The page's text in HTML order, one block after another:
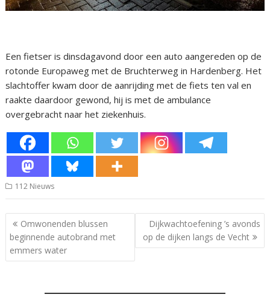
Een fietser is dinsdagavond door een auto aangereden op de
rotonde Europaweg met de Bruchterweg in Hardenberg. Het
slachtoffer kwam door de aanrijding met de fiets ten val en
raakte daardoor gewond, hij is met de ambulance
overgebracht naar het ziekenhuis.
112 Nieuws
Bericht
navigatie
Omwonenden blussen
beginnende autobrand met
emmers water
Dijkwachtoefening ’s avonds
op de dijken langs de Vecht